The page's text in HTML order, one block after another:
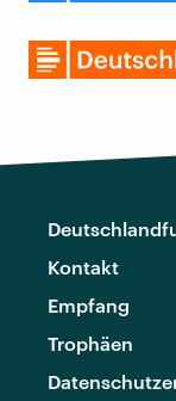
Kontakt
Empfang
Trophäen